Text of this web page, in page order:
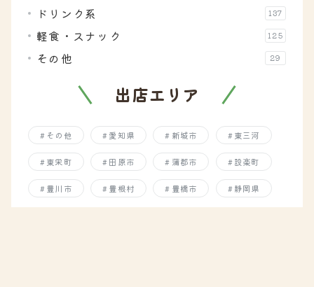
ドリンク系 137
軽食・スナック 125
その他 29
出店エリア
その他 愛知県 新城市 東三河
東栄町 田原市 蒲郡市 設楽町
豊川市 豊根村 豊橋市 静岡県